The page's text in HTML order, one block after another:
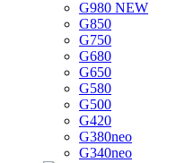
G980 NEW
G850
G750
G680
G650
G580
G500
G420
G380neo
G340neo